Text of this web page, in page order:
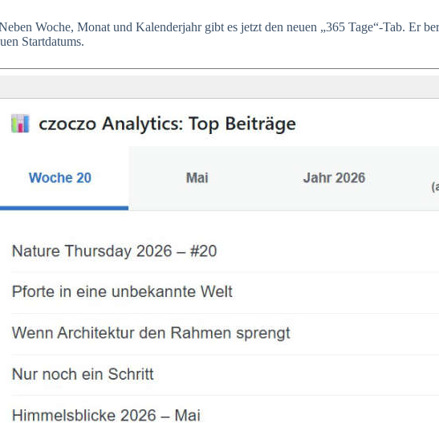
Woche, Monat und Kalenderjahr gibt es jetzt den neuen „365 Tage“-Tab. Er
Startdatums.